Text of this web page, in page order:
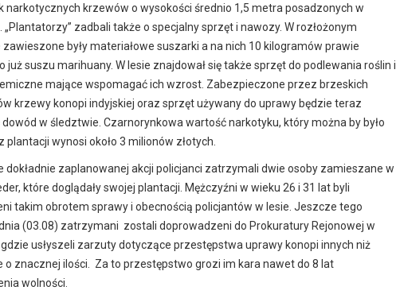
narkotycznych krzewów o wysokości średnio 1,5 metra posadzonych w
„Plantatorzy” zadbali także o specjalny sprzęt i nawozy. W rozłożonym
były materiałowe suszarki a na nich 10 kilogramów prawie
już suszu marihuany. W lesie znajdował się także sprzęt do podlewania roślin i
mające wspomagać ich wzrost. Zabezpieczone przez brzeskich
krzewy konopi indyjskiej oraz sprzęt używany do uprawy będzie teraz
w śledztwie. Czarnorynkowa wartość narkotyku, który można by było
plantacji wynosi około 3 milionów złotych.
dokładnie zaplanowanej akcji policjanci zatrzymali dwie osoby zamieszane w
które doglądały swojej plantacji. Mężczyźni w wieku 26 i 31 lat byli
takim obrotem sprawy i obecnością policjantów w lesie. Jeszcze tego
(03.08) zatrzymani zostali doprowadzeni do Prokuratury Rejonowej w
gdzie usłyszeli zarzuty dotyczące przestępstwa uprawy konopi innych niż
o znacznej ilości. Za to przestępstwo grozi im kara nawet do 8 lat
wolności.